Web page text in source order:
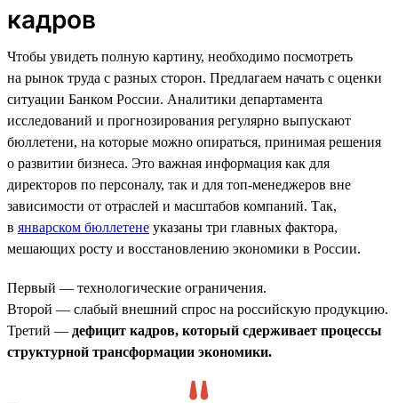
кадров
Чтобы увидеть полную картину, необходимо посмотреть
на рынок труда с разных сторон. Предлагаем начать с оценки
ситуации Банком России. Аналитики департамента
исследований и прогнозирования регулярно выпускают
бюллетени, на которые можно опираться, принимая решения
о развитии бизнеса. Это важная информация как для
директоров по персоналу, так и для топ-менеджеров вне
зависимости от отраслей и масштабов компаний. Так,
в январском бюллетене указаны три главных фактора,
мешающих росту и восстановлению экономики в России.
Первый — технологические ограничения.
Второй — слабый внешний спрос на российскую продукцию.
Третий — дефицит кадров, который сдерживает процессы
структурной трансформации экономики.